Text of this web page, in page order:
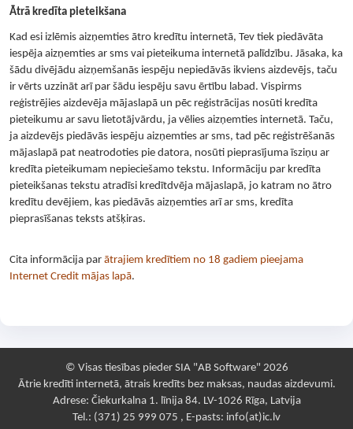
Ātrā kredīta pieteikšana
Kad esi izlēmis aizņemties ātro kredītu internetā, Tev tiek piedāvāta
iespēja aizņemties ar sms vai pieteikuma internetā palīdzību. Jāsaka, ka
šādu divējādu aizņemšanās iespēju nepiedāvās ikviens aizdevējs, taču
ir vērts uzzināt arī par šādu iespēju savu ērtību labad. Vispirms
reģistrējies aizdevēja mājaslapā un pēc reģistrācijas nosūti kredīta
pieteikumu ar savu lietotājvārdu, ja vēlies aizņemties internetā. Taču,
ja aizdevējs piedāvās iespēju aizņemties ar sms, tad pēc reģistrēšanās
mājaslapā pat neatrodoties pie datora, nosūti pieprasījuma īsziņu ar
kredīta pieteikumam nepieciešamo tekstu. Informāciju par kredīta
pieteikšanas tekstu atradīsi kredītdvēja mājaslapā, jo katram no ātro
kredītu devējiem, kas piedāvās aizņemties arī ar sms, kredīta
pieprasīšanas teksts atšķiras.
Cita informācija par ātrajiem kredītiem no 18 gadiem pieejama
Internet Credit mājas lapā.
© Visas tiesības pieder SIA "AB Software" 2026
Ātrie kredīti internetā, ātrais kredīts bez maksas, naudas aizdevumi.
Adrese: Čiekurkalna 1. līnija 84. LV-1026 Rīga, Latvija
Tel.: (371) 25 999 075 , E-pasts: info(at)ic.lv